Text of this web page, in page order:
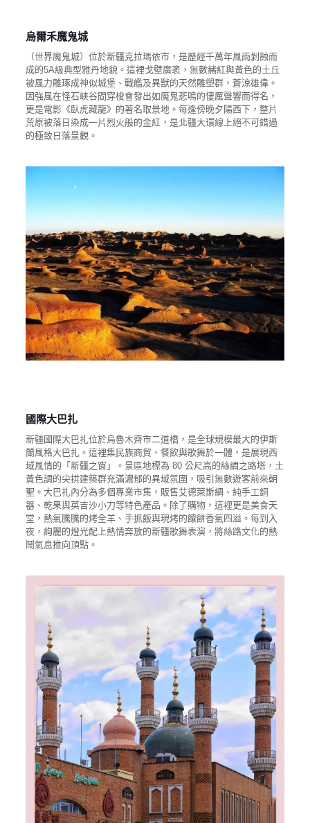
烏爾禾魔鬼城
（世界魔鬼城）位於新疆克拉瑪依市，是歷經千萬年風雨剝蝕而
成的5A級典型雅丹地貌。這裡戈壁廣袤，無數赭紅與黃色的土丘
被風力雕琢成神似城堡、戰艦及異獸的天然雕塑群，蒼涼雄偉。
因強風在怪石峽谷間穿梭會發出如魔鬼悲鳴的悽厲聲響而得名，
更是電影《臥虎藏龍》的著名取景地。每逢傍晚夕陽西下，整片
荒原被落日染成一片烈火般的金紅，是北疆大環線上絕不可錯過
的極致日落景觀。
國際大巴扎
新疆國際大巴扎位於烏魯木齊市二道橋，是全球規模最大的伊斯
蘭風格大巴扎。這裡集民族商貿、餐飲與歌舞於一體，是展現西
域風情的「新疆之窗」。景區地標為 80 公尺高的絲綢之路塔，土
黃色調的尖拱建築群充滿濃郁的異域氛圍，吸引無數遊客前來朝
聖。大巴扎內分為多個專業市集，販售艾德萊斯綢、純手工銅
器、乾果與英吉沙小刀等特色產品。除了購物，這裡更是美食天
堂，熱氣騰騰的烤全羊、手抓飯與現烤的饢餅香氣四溢。每到入
夜，絢麗的燈光配上熱情奔放的新疆歌舞表演，將絲路文化的熱
鬧氣息推向頂點。